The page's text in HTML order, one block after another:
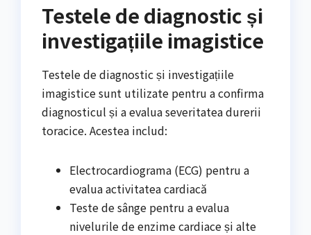
Testele de diagnostic și
investigațiile imagistice
Testele de diagnostic și investigațiile
imagistice sunt utilizate pentru a confirma
diagnosticul și a evalua severitatea durerii
toracice. Acestea includ:
Electrocardiograma (ECG) pentru a
evalua activitatea cardiacă
Teste de sânge pentru a evalua
nivelurile de enzime cardiace și alte